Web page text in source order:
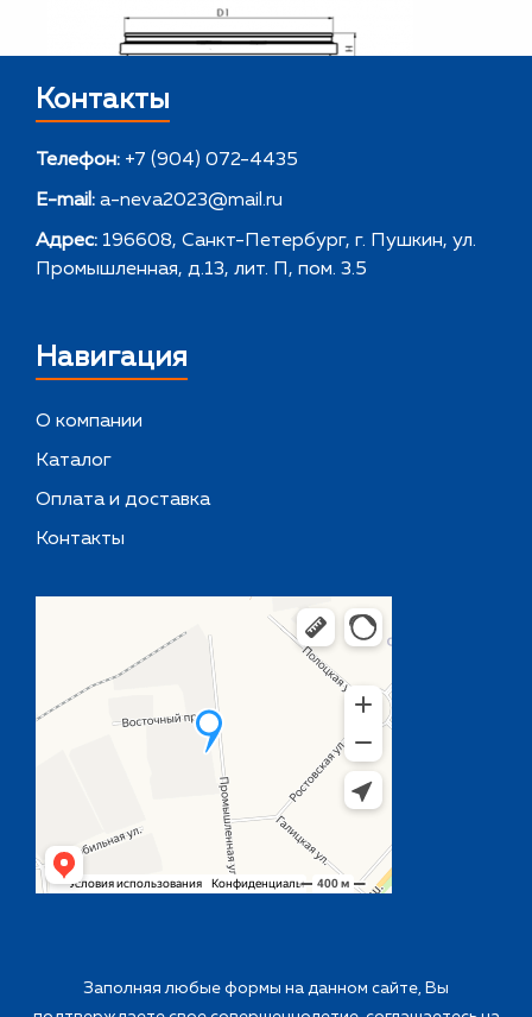
Контакты
Телефон: +7 (904) 072-4435
E-mail: a-neva2023@mail.ru
Адрес: 196608, Санкт-Петербург, г. Пушкин, ул.
Промышленная, д.13, лит. П, пом. 3.5
Навигация
О компании
Каталог
Оплата и доставка
Контакты
Заполняя любые формы на данном сайте, Вы